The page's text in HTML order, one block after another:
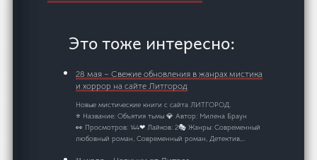
Это тоже интересно:
28 мая – Свежие обновления в жанрах мистика
и хоррор на сайте Литгород
Новые мистические книги с сайта ЛИТГОРОД.
⭐ Название: Объятия тьмы 💎 Автор: Милена Браун
👀 Просмотров: 144❤ Лайков: 2🎭 Жанры: Современный
любовный роман, Современный роман, Детектив,…